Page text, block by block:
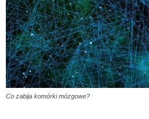
Co zabija komórki mózgowe?